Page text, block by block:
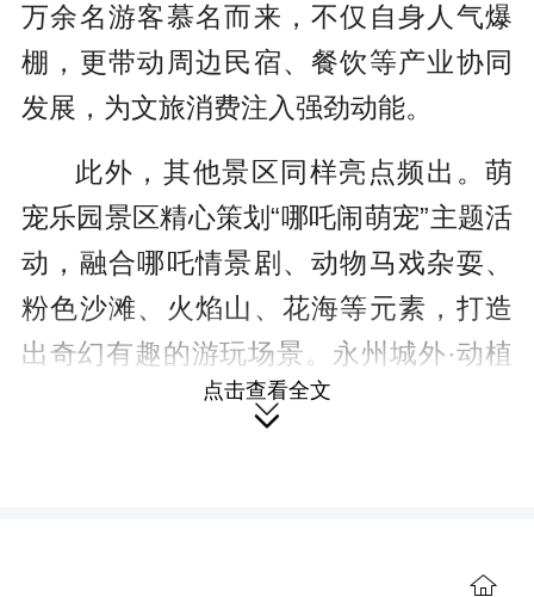
万余名游客慕名而来，不仅自身人气爆
棚，更带动周边民宿、餐饮等产业协同
发展，为文旅消费注入强劲动能。
此外，其他景区同样亮点频出。萌
宠乐园景区精心策划“哪吒闹萌宠”主题活
动，融合哪吒情景剧、动物马戏杂耍、
粉色沙滩、火焰山、花海等元素，打造
出奇幻有趣的游玩场景。永州城外·动植
物博物馆景区推出小猪快跑、勇士大闯
点击查看全文
